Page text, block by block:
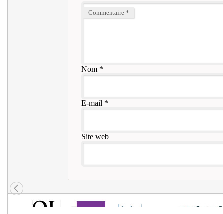
Commentaire *
Nom*
E-mail *
Site web